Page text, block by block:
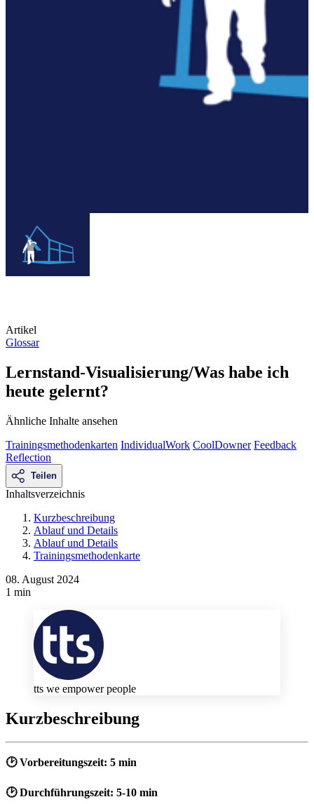
Artikel
Glossar
Lernstand-Visualisierung/Was habe ich
heute gelernt?
Ähnliche Inhalte ansehen
Trainingsmethodenkarten IndividualWork CoolDowner Feedback
Reflection
Teilen
Inhaltsverzeichnis
Kurzbeschreibung
Ablauf und Details
Ablauf und Details
Trainingsmethodenkarte
08. August 2024
1 min
tts we empower people
Kurzbeschreibung
🕑 Vorbereitungszeit: 5 min
🕑 Durchführungszeit: 5-10 min